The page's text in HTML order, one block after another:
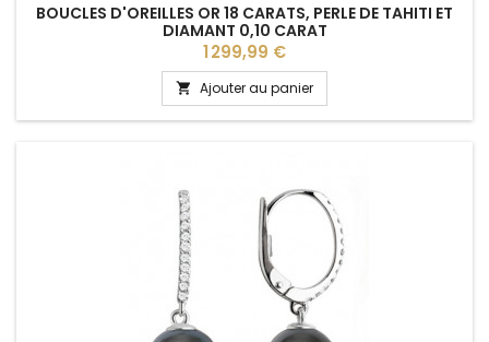
BOUCLES D'OREILLES OR 18 CARATS, PERLE DE TAHITI ET
DIAMANT 0,10 CARAT
Prix
1 299,99 €
 Ajouter au panier